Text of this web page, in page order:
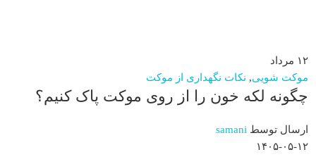
۱۲ مرداد
موکت شویی, نکات نگهداری از موکت
چگونه لکه خون را از روی موکت پاک کنیم؟
ارسال توسط samani
۱۴۰۵-۰۵-۱۲